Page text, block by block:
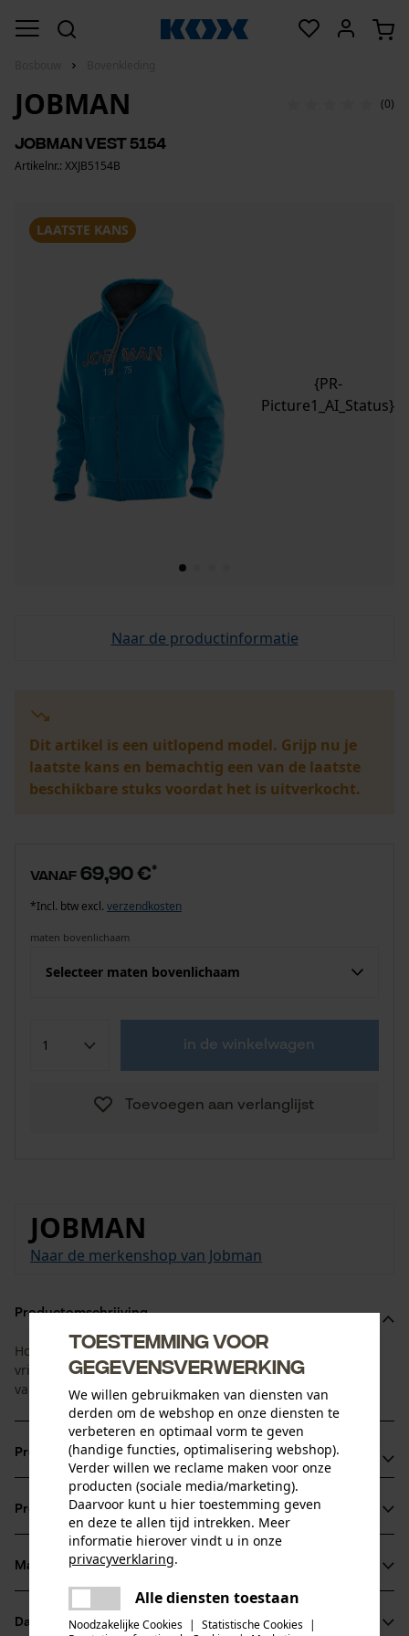
{PR-
Picture1_AI_Status}
LAATSTE KANS
JOBMAN (0)
Jobman Vest 5154
Artikelnr.: XXJB5154B
Naar de productinformatie
Dit artikel is een uitlopend model. Grijp nu je
laatste kans en bemachtig een van de laatste
beschikbare stuks voordat het is uitverkocht.
vanaf 69,90 €*
*Incl. btw excl. verzendkosten
maten bovenlichaam
Selecteer maten bovenlichaam
in de winkelwagen
Toevoegen aan verlanglijst
JOBMAN
Naar de merkenshop van Jobman
Productomschrijving
Hoodie in vintagelook met groot Jobman-logo voor werk en
vrije tijd. Heerlijk zacht aan de binnenzijde dankzij voering
van imitatiebont.
Productvoordelen
Zeer comfortabel en zacht
Gevoerde capuchon met tunnelkoord
Grote voorzakken
Productinformatie
Mouwtype
Materiaal & onderhoud
Datasheets
Toestemming voor
gegevensverwerking
We willen gebruikmaken van diensten van
derden om de webshop en onze diensten te
verbeteren en optimaal vorm te geven
(handige functies, optimalisering webshop).
Verder willen we reclame maken voor onze
producten (sociale media/marketing).
Daarvoor kunt u hier toestemming geven
en deze te allen tijd intrekken. Meer
informatie hierover vindt u in onze
privacyverklaring.
Alle diensten toestaan
Noodzakelijke Cookies | Statistische Cookies |
Er is een fout opgetreden. Gelieve
het opnieuw te proberen.
delen